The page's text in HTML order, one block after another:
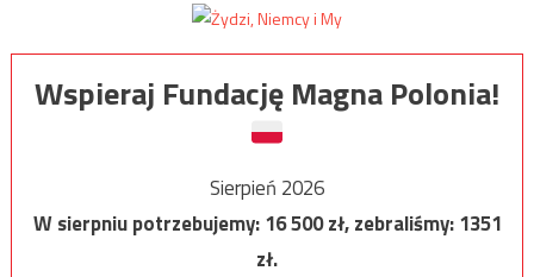
Wspieraj Fundację Magna Polonia!
Sierpień 2026
W sierpniu potrzebujemy:16 500zł, zebraliśmy:1351
zł.